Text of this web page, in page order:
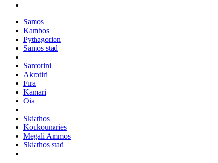
Samos
Kambos
Pythagorion
Samos stad
Santorini
Akrotiri
Fira
Kamari
Oia
Skiathos
Koukounaries
Megali Ammos
Skiathos stad